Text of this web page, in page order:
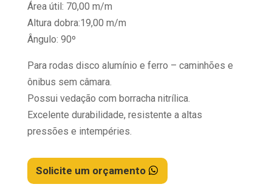
Área útil: 70,00 m/m
Altura dobra:19,00 m/m
Ângulo: 90º
Para rodas disco alumínio e ferro – caminhões e
ônibus sem câmara.
Possui vedação com borracha nitrílica.
Excelente durabilidade, resistente a altas
pressões e intempéries.
Solicite um orçamento